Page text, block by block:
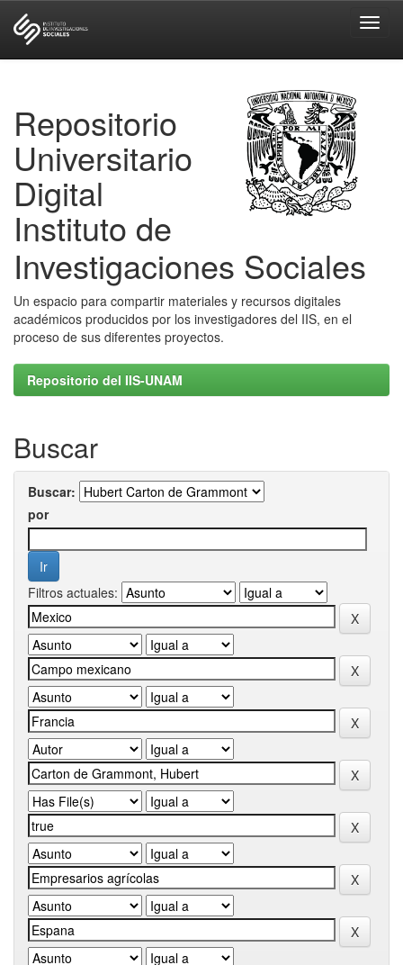
Repositorio
Universitario
Digital
Instituto de
Investigaciones Sociales
Un espacio para compartir materiales y recursos digitales
académicos producidos por los investigadores del IIS, en el
proceso de sus diferentes proyectos.
Repositorio del IIS-UNAM
Buscar
Buscar:
por
Filtros actuales: